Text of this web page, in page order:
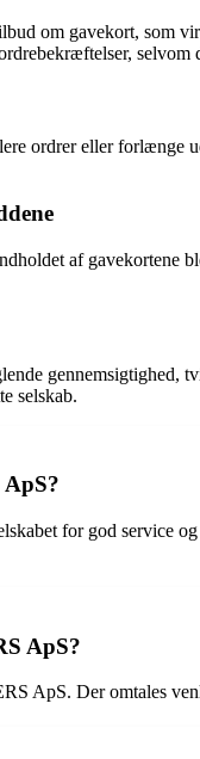
om gavekort, som
selvom
ordrer eller
af
selskab.
ApS?
for god service
ApS?
ApS. Der omtales